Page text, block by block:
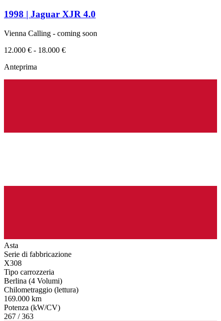
1998 | Jaguar XJR 4.0
Vienna Calling - coming soon
12.000 € - 18.000 €
Anteprima
Asta
Serie di fabbricazione
X308
Tipo carrozzeria
Berlina (4 Volumi)
Chilometraggio (lettura)
169.000 km
Potenza (kW/CV)
267 / 363